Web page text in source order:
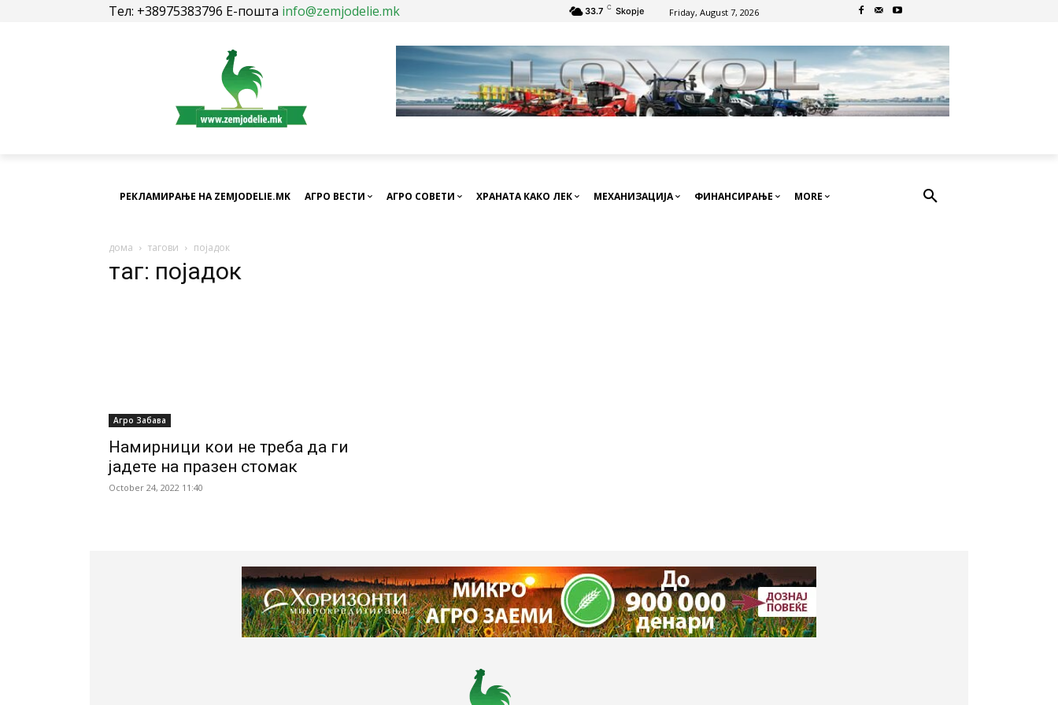
Тел: +38975383796 Е-пошта info@zemjodelie.mk 33.7 C Skopje Friday, August 7, 2026
РЕКЛАМИРАЊЕ НА ZEMJODELIE.MK АГРО ВЕСТИ АГРО СОВЕТИ ХРАНАТА КАКО ЛЕК МЕХАНИЗАЦИЈА ФИНАНСИРАЊЕ MORE
дома тагови појадок
таг: појадок
Агро Забава
Намирници кои не треба да ги
јадете на празен стомак
October 24, 2022 11:40